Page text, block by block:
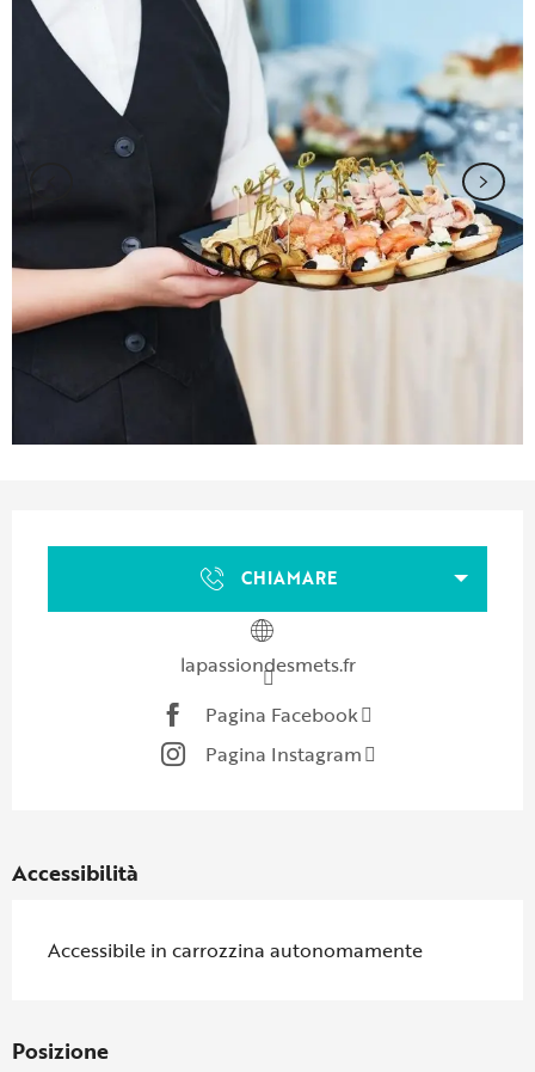
CHIAMARE
lapassiondesmets.fr
Pagina Facebook
Pagina Instagram
Accessibilità
Accessibile in carrozzina autonomamente
Posizione